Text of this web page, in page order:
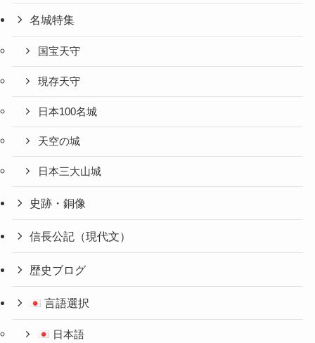
名城特集
国宝天守
現存天守
日本100名城
天空の城
日本三大山城
史跡・銅像
信長公記（現代文）
歴史ブログ
言語選択
日本語